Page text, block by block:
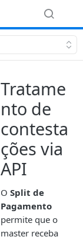
Tratame
nto de
contesta
ções via
API
O Split de
Pagamento
permite que o
master receba